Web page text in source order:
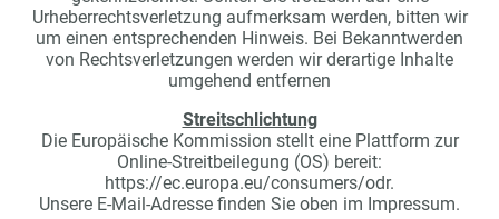
Urheberrechtsverletzung aufmerksam werden, bitten wir
um einen entsprechenden Hinweis. Bei Bekanntwerden
von Rechtsverletzungen werden wir derartige Inhalte
umgehend entfernen
Streitschlichtung
Die Europäische Kommission stellt eine Plattform zur
Online-Streitbeilegung (OS) bereit:
https://ec.europa.eu/consumers/odr.
Unsere E-Mail-Adresse finden Sie oben im Impressum.